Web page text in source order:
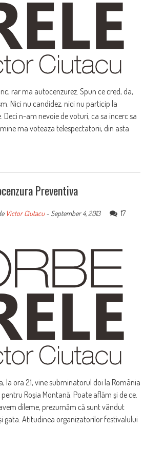
rar ma autocenzurez. Spun ce cred, da,
Nici nu candidez, nici nu particip la
n-am nevoie de voturi, ca sa incerc sa
ma voteaza telespectatorii, din asta
Preventiva
Victor Ciutacu- September 4, 2013
17
la ora 21, vine subminatorul doi la România
Roșia Montană. Poate aflăm și de ce.
dileme, prezumăm că sunt vândut
gata. Atitudinea organizatorilor festivalului